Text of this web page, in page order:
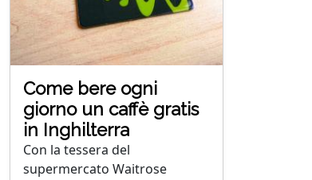
Come bere ogni
giorno un caffè gratis
in Inghilterra
Con la tessera del
supermercato Waitrose